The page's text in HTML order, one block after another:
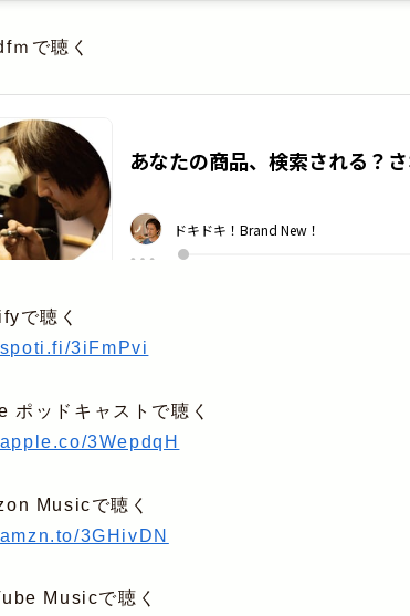
で聴く
で聴く
3iFmPvi
ポッドキャストで聴く
3WepdqH
Musicで聴く
3GHivDN
Musicで聴く